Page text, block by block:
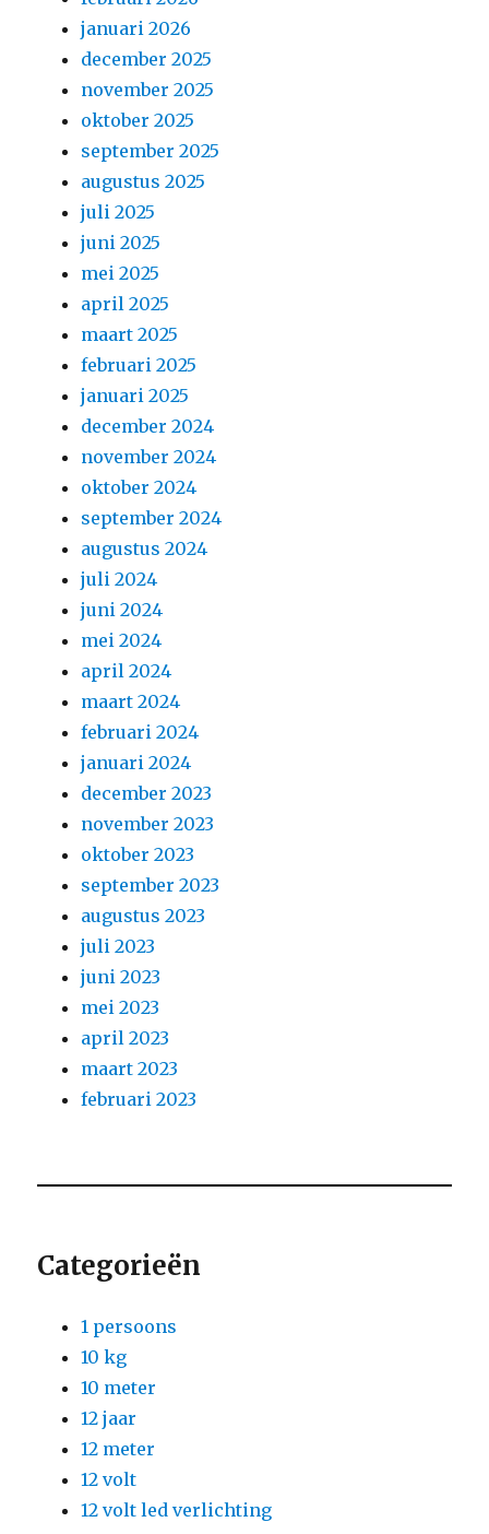
januari 2026
december 2025
november 2025
oktober 2025
september 2025
augustus 2025
juli 2025
juni 2025
mei 2025
april 2025
maart 2025
februari 2025
januari 2025
december 2024
november 2024
oktober 2024
september 2024
augustus 2024
juli 2024
juni 2024
mei 2024
april 2024
maart 2024
februari 2024
januari 2024
december 2023
november 2023
oktober 2023
september 2023
augustus 2023
juli 2023
juni 2023
mei 2023
april 2023
maart 2023
februari 2023
Categorieën
1 persoons
10 kg
10 meter
12 jaar
12 meter
12 volt
12 volt led verlichting